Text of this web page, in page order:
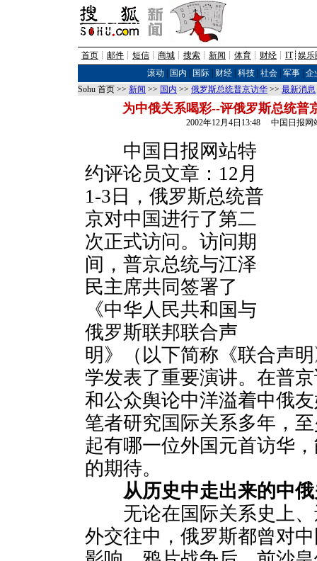
首页 ┊ 邮件 ┊ 短信 ┊ 商城 ┊ 搜索 ┊ 新闻 ┊ 体育 ┊ 财经 ┊ IT┊ 娱乐
滚动
国内 国际| 财经| 科技| 社会| 军事| 企
Sohu 首页 >> 新闻 >> 国内 >> 俄罗斯总统普京访华 >> 最新消息
为中俄关系喝彩--评俄罗斯总统普
2002年12月4日13:48 中国日报网
中国日报网站特
约评论员文章：12月
1-3日，俄罗斯总统普
京对中国进行了第二
次正式访问。访问期
间，普京总统与江泽
民主席共同签署了
《中华人民共和国与
俄罗斯联邦联合声
明》（以下简称《联合声
学发表了重要演讲。在普
和公众舆论中洋溢着中俄
笔者研究国际关系多年，
起有哪一位外国元首访华
的期待。
从历史中走出来的中俄
无论在国际关系史上、
外交往中，俄罗斯都曾对